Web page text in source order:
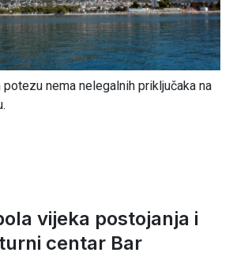
nema nelegalnih priključaka na
vijeka postojanja i
centar Bar